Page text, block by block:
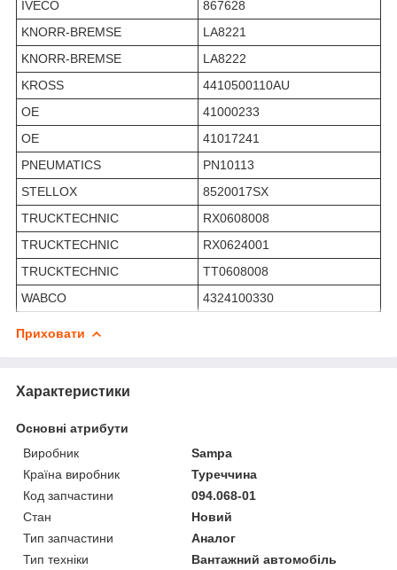
IVECO
867628
KNORR-BREMSE
LA8221
KNORR-BREMSE
LA8222
KROSS
4410500110AU
OE
41000233
OE
41017241
PNEUMATICS
PN10113
STELLOX
8520017SX
TRUCKTECHNIC
RX0608008
TRUCKTECHNIC
RX0624001
TRUCKTECHNIC
TT0608008
WABCO
4324100330
Приховати
Характеристики
Основні атрибути
Виробник
Sampa
Країна виробник
Туреччина
Код запчастини
094.068-01
Стан
Новий
Тип запчастини
Аналог
Тип техніки
Вантажний автомобіль